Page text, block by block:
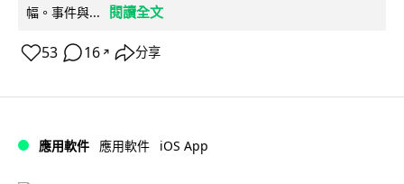
幅。事件與...
閱讀全文
53 16 ↗ 分享
應用軟件 應用軟件 iOS App